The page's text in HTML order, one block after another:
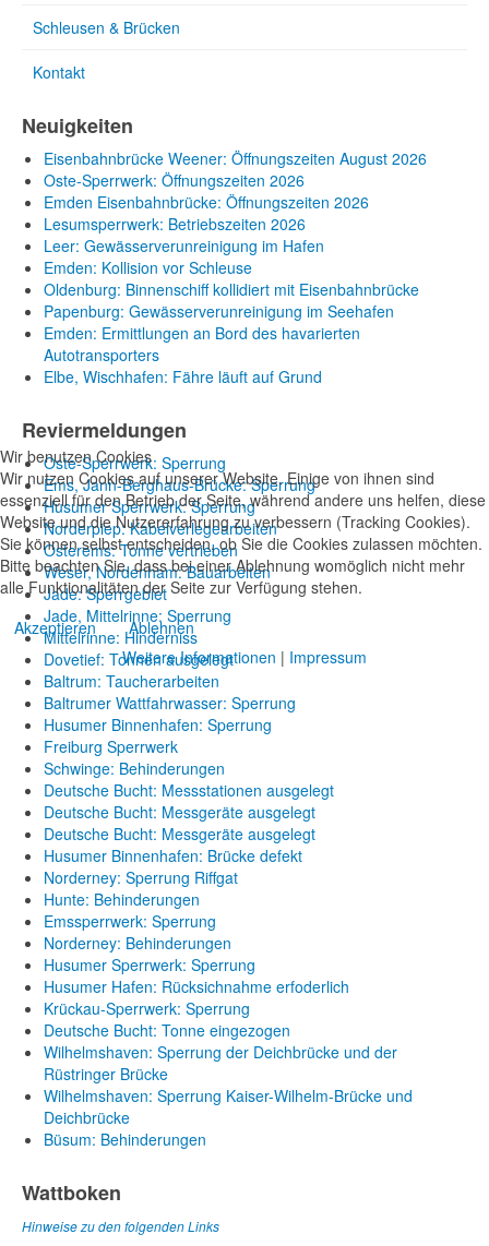
Schleusen & Brücken
Kontakt
Neuigkeiten
Eisenbahnbrücke Weener: Öffnungszeiten August 2026
Oste-Sperrwerk: Öffnungszeiten 2026
Emden Eisenbahnbrücke: Öffnungszeiten 2026
Lesumsperrwerk: Betriebszeiten 2026
Leer: Gewässerverunreinigung im Hafen
Emden: Kollision vor Schleuse
Oldenburg: Binnenschiff kollidiert mit Eisenbahnbrücke
Papenburg: Gewässerverunreinigung im Seehafen
Emden: Ermittlungen an Bord des havarierten
Autotransporters
Elbe, Wischhafen: Fähre läuft auf Grund
Reviermeldungen
Oste-Sperrwerk: Sperrung
Ems, Jann-Berghaus-Brücke: Sperrung
Husumer Sperrwerk: Sperrung
Norderpiep: Kabelverlegearbeiten
Osterems: Tonne vertrieben
Weser, Nordenham: Bauarbeiten
Jade: Sperrgebiet
Jade, Mittelrinne: Sperrung
Mittelrinne: Hinderniss
Dovetief: Tonnen ausgelegt
Baltrum: Taucherarbeiten
Baltrumer Wattfahrwasser: Sperrung
Husumer Binnenhafen: Sperrung
Freiburg Sperrwerk
Schwinge: Behinderungen
Deutsche Bucht: Messstationen ausgelegt
Deutsche Bucht: Messgeräte ausgelegt
Deutsche Bucht: Messgeräte ausgelegt
Husumer Binnenhafen: Brücke defekt
Norderney: Sperrung Riffgat
Hunte: Behinderungen
Emssperrwerk: Sperrung
Norderney: Behinderungen
Husumer Sperrwerk: Sperrung
Husumer Hafen: Rücksichnahme erfoderlich
Krückau-Sperrwerk: Sperrung
Deutsche Bucht: Tonne eingezogen
Wilhelmshaven: Sperrung der Deichbrücke und der
Rüstringer Brücke
Wilhelmshaven: Sperrung Kaiser-Wilhelm-Brücke und
Deichbrücke
Büsum: Behinderungen
Wattboken
Hinweise zu den folgenden Links
Wir benutzen Cookies
Wir nutzen Cookies auf unserer Website. Einige von ihnen sind
essenziell für den Betrieb der Seite, während andere uns helfen, diese
Website und die Nutzererfahrung zu verbessern (Tracking Cookies).
Sie können selbst entscheiden, ob Sie die Cookies zulassen möchten.
Bitte beachten Sie, dass bei einer Ablehnung womöglich nicht mehr
alle Funktionalitäten der Seite zur Verfügung stehen.
Akzeptieren
Ablehnen
Weitere Informationen | Impressum